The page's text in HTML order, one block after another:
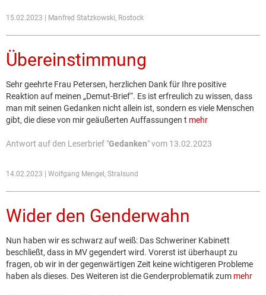
15.02.2023 | Manfred Statzkowski, Rostock
Übereinstimmung
Sehr geehrte Frau Petersen, herzlichen Dank für Ihre positive
Reaktion auf meinen „Demut-Brief“. Es ist erfreulich zu wissen, dass
man mit seinen Gedanken nicht allein ist, sondern es viele Menschen
gibt, die diese von mir geäußerten Auffassungen t mehr
Antwort auf den Leserbrief "Gedanken" vom 13.02.2023
14.02.2023 | Wolfgang Mengel, Stralsund
Wider den Genderwahn
Nun haben wir es schwarz auf weiß: Das Schweriner Kabinett
beschließt, dass in MV gegendert wird. Vorerst ist überhaupt zu
fragen, ob wir in der gegenwärtigen Zeit keine wichtigeren Probleme
haben als dieses. Des Weiteren ist die Genderproblematik zum mehr